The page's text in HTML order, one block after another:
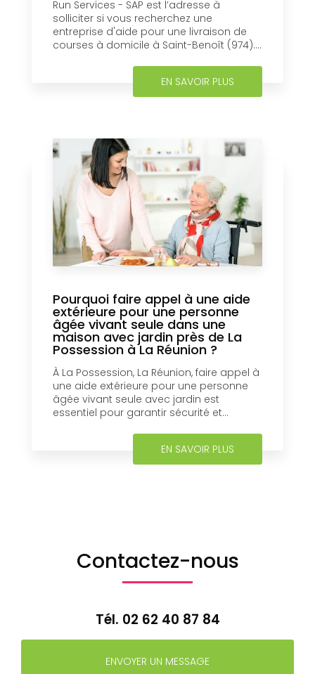
Run Services - SAP est l’adresse à
solliciter si vous recherchez une
entreprise d'aide pour une livraison de
courses à domicile à Saint-Benoît (974)....
EN SAVOIR PLUS
Pourquoi faire appel à une aide
extérieure pour une personne
âgée vivant seule dans une
maison avec jardin près de La
Possession à La Réunion ?
À La Possession, La Réunion, faire appel à
une aide extérieure pour une personne
âgée vivant seule avec jardin est
essentiel pour garantir sécurité et...
EN SAVOIR PLUS
Contactez-nous
Tél. 02 62 40 87 84
ENVOYER UN MESSAGE